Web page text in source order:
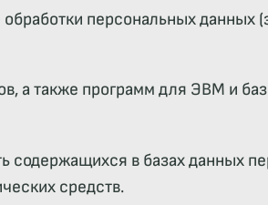
персональных данных
а также программ для ЭВМ и
в базах данных
средств.